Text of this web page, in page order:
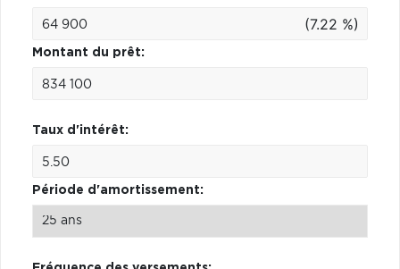
(7.22 %)
Montant du prêt:
Taux d'intérêt:
Période d'amortissement: